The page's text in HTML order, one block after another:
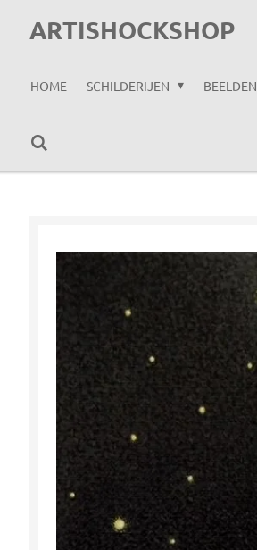
ARTISHOCKSHOP
HOME SCHILDERIJEN BEELDEN